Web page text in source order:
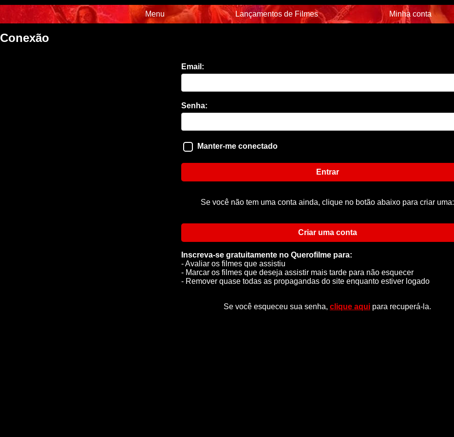
Menu Lançamentos de Filmes Minha conta
Conexão
Email:
Senha:
Manter-me conectado
Entrar
Se você não tem uma conta ainda, clique no botão abaixo para criar uma:
Criar uma conta
Inscreva-se gratuitamente no Querofilme para:
- Avaliar os filmes que assistiu
- Marcar os filmes que deseja assistir mais tarde para não esquecer
- Remover quase todas as propagandas do site enquanto estiver logado
Se você esqueceu sua senha, clique aqui para recuperá-la.